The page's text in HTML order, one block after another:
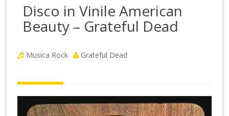
Disco in Vinile American
Beauty – Grateful Dead
Musica Rock Grateful Dead